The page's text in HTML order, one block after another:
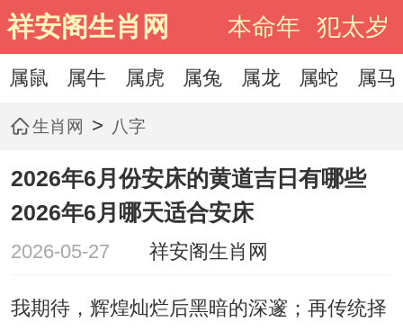
祥安阁生肖网 本命年 犯太岁
属鼠 属牛 属虎 属兔 属龙 属蛇 属马
生肖网 > 八字
2026年6月份安床的黄道吉日有哪些
2026年6月哪天适合安床
2026-05-27 祥安阁生肖网
我期待，辉煌灿烂后黑暗的深邃；再传统择